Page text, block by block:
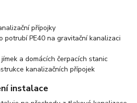
přípojky
potrubí PE40 na gravitační kanalizaci
a domácích čerpacích stanic
kanalizačních přípojek
instalace